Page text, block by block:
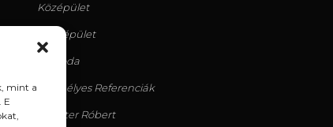
mint a
E
Középület
Lakóépület
Szálloda
Személyes Referenciák
Geiszter Róbert